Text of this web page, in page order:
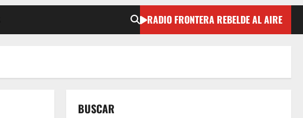
RADIO FRONTERA REBELDE AL AIRE
BUSCAR